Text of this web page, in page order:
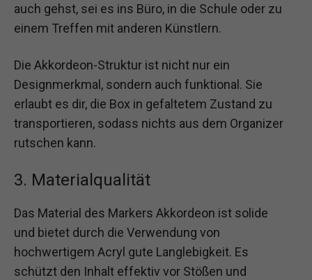
auch gehst, sei es ins Büro, in die Schule oder zu
einem Treffen mit anderen Künstlern.
Die Akkordeon-Struktur ist nicht nur ein
Designmerkmal, sondern auch funktional. Sie
erlaubt es dir, die Box in gefaltetem Zustand zu
transportieren, sodass nichts aus dem Organizer
rutschen kann.
3. Materialqualität
Das Material des Markers Akkordeon ist solide
und bietet durch die Verwendung von
hochwertigem Acryl gute Langlebigkeit. Es
schützt den Inhalt effektiv vor Stößen und